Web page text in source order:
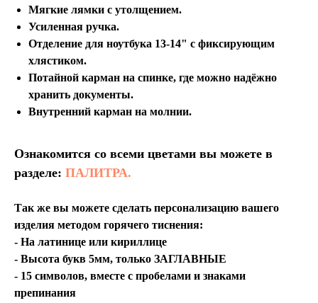
Мягкие лямки с утолщением.
Усиленная ручка.
Отделение для ноутбука 13-14" с фиксирующим
хлястиком.
Потайной карман на спинке, где можно надёжно
хранить документы.
Внутренний карман на молнии.
Ознакомится со всеми цветами вы можете в
разделе: ПАЛИТРА.
Так же вы можете сделать персонализацию вашего
изделия методом горячего тиснения:
- На латинице или кириллице
- Высота букв 5мм, только ЗАГЛАВНЫЕ
- 15 символов, вместе с пробелами и знаками
препинания